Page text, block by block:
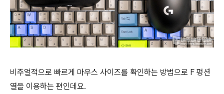
비주얼적으로 빠르게 마우스 사이즈를 확인하는 방법으로 F 펑션
열을 이용하는 편인데요.